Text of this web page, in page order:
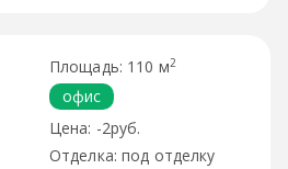
110 м2
офис
-2руб.
под отделку